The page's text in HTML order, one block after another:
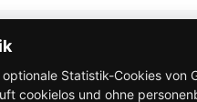
AGBStatistik-Cookies von
cookielos und ohne